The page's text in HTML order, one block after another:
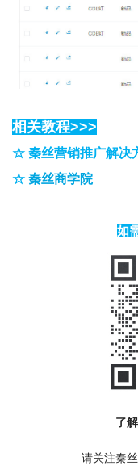
相关教程>>>
☆ 秦丝营销推广解决
☆ 秦丝商学院
如
了
请关注秦